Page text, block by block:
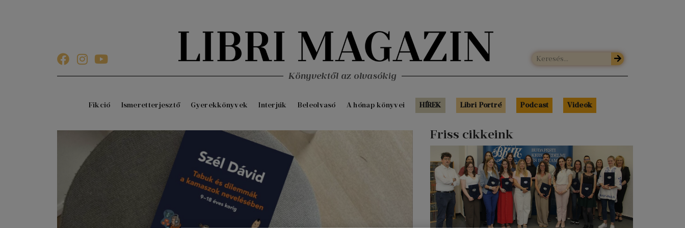
Könyvektől az olvasókig
Fikció Ismeretterjesztő Gyerekkönyvek Interjúk Beleolvasó A hónap könyvei HÍREK Libri Portré Podcast Videók
Friss cikkeink